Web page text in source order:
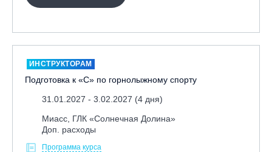
ИНСТРУКТОРАМ
Подготовка к «С» по горнолыжному спорту
31.01.2027 - 3.02.2027 (4 дня)
Миасс, ГЛК «Солнечная Долина»
Доп. расходы
Программа курса